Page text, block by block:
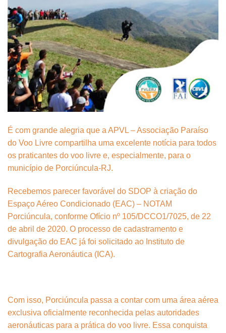
É com grande alegria que a APVL – Associação Paraíso
do Voo Livre compartilha uma excelente notícia para todos
os praticantes do voo livre e, especialmente, para o
município de Porciúncula-RJ.
Recebemos parecer favorável do SDOP à criação do
Espaço Aéreo Condicionado (EAC) – NOTAM
Porciúncula, conforme Ofício nº 105/DCCO1/7025, de 22
de abril de 2020. O processo de cadastramento e
divulgação do EAC já foi solicitado ao Instituto de
Cartografia Aeronáutica (ICA).
Com isso, Porciúncula passa a contar com uma área aérea
exclusiva oficialmente reconhecida pelas autoridades
aeronáuticas para a prática do voo livre. Essa conquista